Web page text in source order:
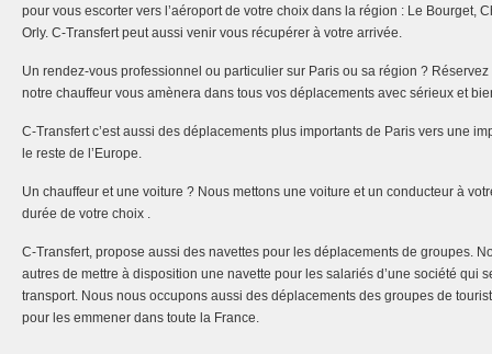
pour vous escorter vers l’aéroport de votre choix dans la région : Le Bourget,
Orly. C-Transfert peut aussi venir vous récupérer à votre arrivée.
Un rendez-vous professionnel ou particulier sur Paris ou sa région ?
notre chauffeur vous amènera dans tous vos déplacements avec sérieux et
C-Transfert c’est aussi des déplacements plus importants de Paris vers une
le reste de l’Europe.
Un chauffeur et une voiture ? Nous mettons une voiture et un conducteur à
durée de votre choix .
C-Transfert, propose aussi des navettes pour les déplacements de groupes.
autres de mettre à disposition une navette pour les salariés d’une société qui
transport. Nous nous occupons aussi des déplacements des groupes de
pour les emmener dans toute la France.